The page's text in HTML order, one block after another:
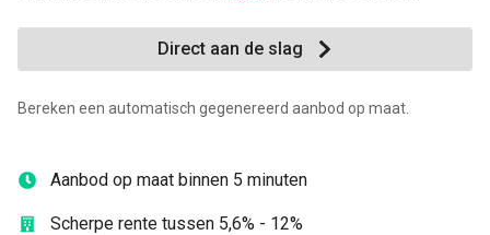
Direct aan de slag
Bereken een automatisch gegenereerd aanbod op maat.
Aanbod op maat binnen 5 minuten
Scherpe rente tussen 5,6% - 12%